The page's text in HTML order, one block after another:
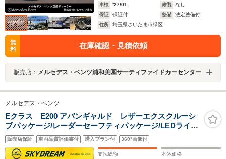
車検
'27/01 修復
なし
保証
保証付 整備
法定整備付
住所
埼玉県さいたま市緑区
無
料
在庫確認・見積依頼
販売店： メルセデス・ベンツ浦和美園サーティファイドカーセンター
メルセデス・ベンツ
Eクラス E200 アバンギャルド レザーエクスクルーシ
ブパッケージ/レーダーセーフティパッケージ/LEDライト/
ブルメスター/パフュームアトマイザー/ナビ地デジ/全方位
カメラ/Appleカープレイ/Androidオート/電動リアゲー
ト/ETC/6か月保証付き
販売店保証 車両品質評価書付 購入プラン付 360°画像付
支払総額 本体価格